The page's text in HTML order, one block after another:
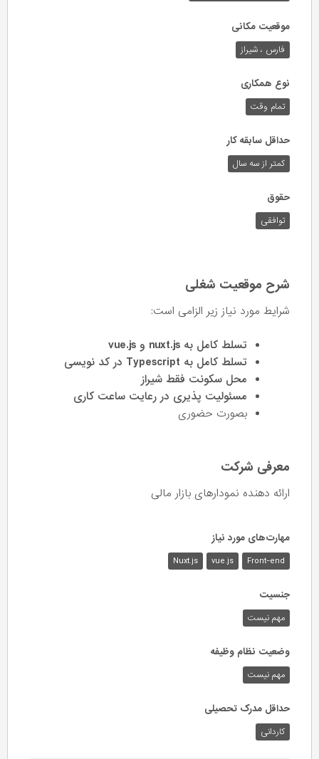
موقعیت مکانی
فارس ، شیراز
نوع همکاری
تمام وقت
حداقل سابقه کار
کمتر از سه سال
حقوق
توافقی
شرح موقعیت شغلی
شرایط مورد نیاز زیر الزامی است:
تسلط کامل به nuxt.js و vue.js
تسلط کامل به Typescript در کد نویسی
محل سکونت فقط شیراز
مسئولیت پذیری در رعایت ساعت کاری
بصورت حضوری
معرفی شرکت
ارائه دهنده نمودارهای بازار مالی
مهارت‌های مورد نیاز
Front-end
vue.js
Nuxt.js
جنسیت
مهم نیست
وضعیت نظام وظیفه
مهم‌ نیست
حداقل مدرک تحصیلی
کاردانی